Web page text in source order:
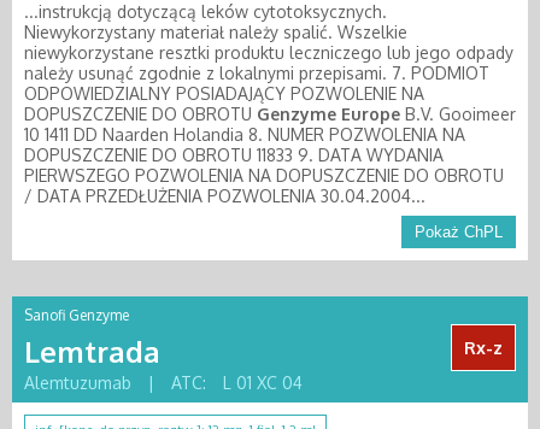
...instrukcją dotyczącą leków cytotoksycznych.
Niewykorzystany materiał należy spalić. Wszelkie
niewykorzystane resztki produktu leczniczego lub jego odpady
należy usunąć zgodnie z lokalnymi przepisami. 7. PODMIOT
ODPOWIEDZIALNY POSIADAJĄCY POZWOLENIE NA
DOPUSZCZENIE DO OBROTU Genzyme Europe B.V. Gooimeer
10 1411 DD Naarden Holandia 8. NUMER POZWOLENIA NA
DOPUSZCZENIE DO OBROTU 11833 9. DATA WYDANIA
PIERWSZEGO POZWOLENIA NA DOPUSZCZENIE DO OBROTU
/ DATA PRZEDŁUŻENIA POZWOLENIA 30.04.2004...
Pokaż ChPL
Sanofi Genzyme
Lemtrada
Rx-z
Alemtuzumab
| ATC: L 01 XC 04